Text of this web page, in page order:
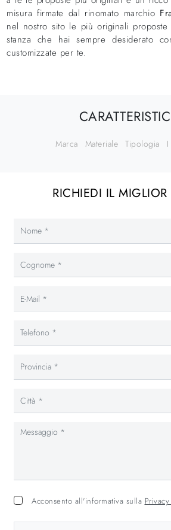
misura firmate dal rinomato marchio
nel nostro sito le più originali
stanza che hai sempre desiderato
customizzate per te.
Marca Materiale Tipologia
RICHIEDI IL MIGLIOR
Acconsento all'informativa sulla